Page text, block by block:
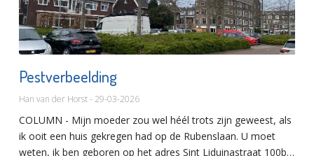
Pestverbeelding
Han van der Horst - 29-03-2026
COLUMN - Mijn moeder zou wel héél trots zijn geweest, als
ik ooit een huis gekregen had op de Rubenslaan. U moet
weten, ik ben geboren op het adres Sint Liduinastraat 100b.